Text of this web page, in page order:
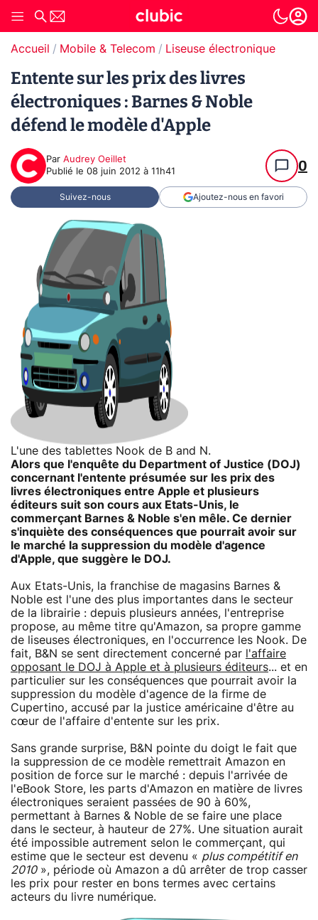
Accueil Mobile & Telecom Liseuse électronique
Entente sur les prix des livres
électroniques : Barnes & Noble
défend le modèle d'Apple
Par Audrey Oeillet
Publié le 08 juin 2012 à 11h41 0
Suivez-nous Ajoutez-nous en favori
L'une des tablettes Nook de B and N.
Alors que l'enquête du Department of Justice (DOJ)
concernant l'entente présumée sur les prix des
livres électroniques entre Apple et plusieurs
éditeurs suit son cours aux Etats-Unis, le
commerçant Barnes & Noble s'en mêle. Ce dernier
s'inquiète des conséquences que pourrait avoir sur
le marché la suppression du modèle d'agence
d'Apple, que suggère le DOJ.
Aux Etats-Unis, la franchise de magasins Barnes &
Noble est l'une des plus importantes dans le secteur
de la librairie : depuis plusieurs années, l'entreprise
propose, au même titre qu'Amazon, sa propre gamme
de liseuses électroniques, en l'occurrence les Nook. De
fait, B&N se sent directement concerné par
l'affaire
opposant le DOJ à Apple et à plusieurs éditeurs... et en
particulier sur les conséquences que pourrait avoir la
suppression du modèle d'agence de la firme de
Cupertino, accusé par la justice américaine d'être au
cœur de l'affaire d'entente sur les prix.
Sans grande surprise, B&N pointe du doigt le fait que
la suppression de ce modèle remettrait Amazon en
position de force sur le marché : depuis l'arrivée de
l'eBook Store, les parts d'Amazon en matière de livres
électroniques seraient passées de 90 à 60%,
permettant à Barnes & Noble de se faire une place
dans le secteur, à hauteur de 27%. Une situation aurait
été impossible autrement selon le commerçant, qui
estime que le secteur est devenu « plus compétitif en
2010», période où Amazon a dû arrêter de trop casser
les prix pour rester en bons termes avec certains
acteurs du livre numérique.